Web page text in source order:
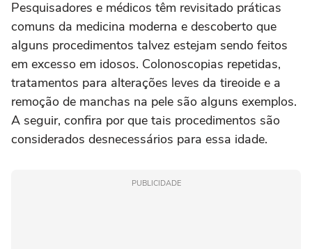
Pesquisadores e médicos têm revisitado práticas
comuns da medicina moderna e descoberto que
alguns procedimentos talvez estejam sendo feitos
em excesso em idosos. Colonoscopias repetidas,
tratamentos para alterações leves da tireoide e a
remoção de manchas na pele são alguns exemplos.
A seguir, confira por que tais procedimentos são
considerados desnecessários para essa idade.
PUBLICIDADE